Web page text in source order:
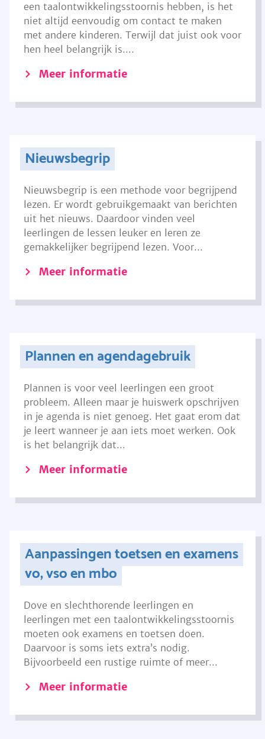
een taalontwikkelingsstoornis hebben, is het
niet altijd eenvoudig om contact te maken
met andere kinderen. Terwijl dat juist ook voor
hen heel belangrijk is....
Meer informatie
Nieuwsbegrip
Nieuwsbegrip is een methode voor begrijpend
lezen. Er wordt gebruikgemaakt van berichten
uit het nieuws. Daardoor vinden veel
leerlingen de lessen leuker en leren ze
gemakkelijker begrijpend lezen. Voor...
Meer informatie
Plannen en agendagebruik
Plannen is voor veel leerlingen een groot
probleem. Alleen maar je huiswerk opschrijven
in je agenda is niet genoeg. Het gaat erom dat
je leert wanneer je aan iets moet werken. Ook
is het belangrijk dat...
Meer informatie
Aanpassingen toetsen en examens
vo, vso en mbo
Dove en slechthorende leerlingen en
leerlingen met een taalontwikkelingsstoornis
moeten ook examens en toetsen doen.
Daarvoor is soms iets extra’s nodig.
Bijvoorbeeld een rustige ruimte of meer...
Meer informatie